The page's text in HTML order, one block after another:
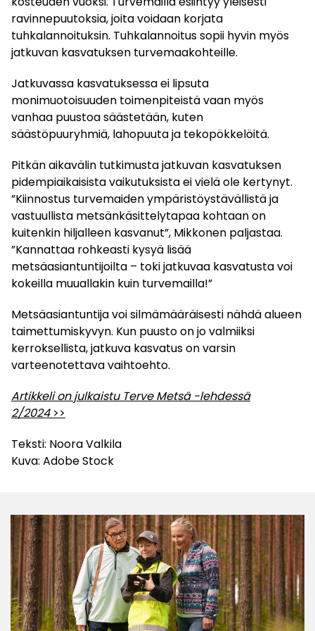
ravinnepuutoksia, joita voidaan korjata
tuhkalannoituksin. Tuhkalannoitus sopii hyvin myös
jatkuvan kasvatuksen turvemaakohteille.
Jatkuvassa kasvatuksessa ei lipsuta
monimuotoisuuden toimenpiteistä vaan myös
vanhaa puustoa säästetään, kuten
säästöpuuryhmiä, lahopuuta ja tekopökkelöitä.
Pitkän aikavälin tutkimusta jatkuvan kasvatuksen
pidempiaikaisista vaikutuksista ei vielä ole kertynyt.
”Kiinnostus turvemaiden ympäristöystävällistä ja
vastuullista metsänkäsittelytapaa kohtaan on
kuitenkin hiljalleen kasvanut”, Mikkonen paljastaa.
”Kannattaa rohkeasti kysyä lisää
metsäasiantuntijoilta – toki jatkuvaa kasvatusta voi
kokeilla muuallakin kuin turvemailla!”
Metsäasiantuntija voi silmämääräisesti nähdä alueen
taimettumiskyvyn. Kun puusto on jo valmiiksi
kerroksellista, jatkuva kasvatus on varsin
varteenotettava vaihtoehto.
Artikkeli on julkaistu Terve Metsä -lehdessä
2/2024>>
Teksti: Noora Valkila
Kuva: Adobe Stock